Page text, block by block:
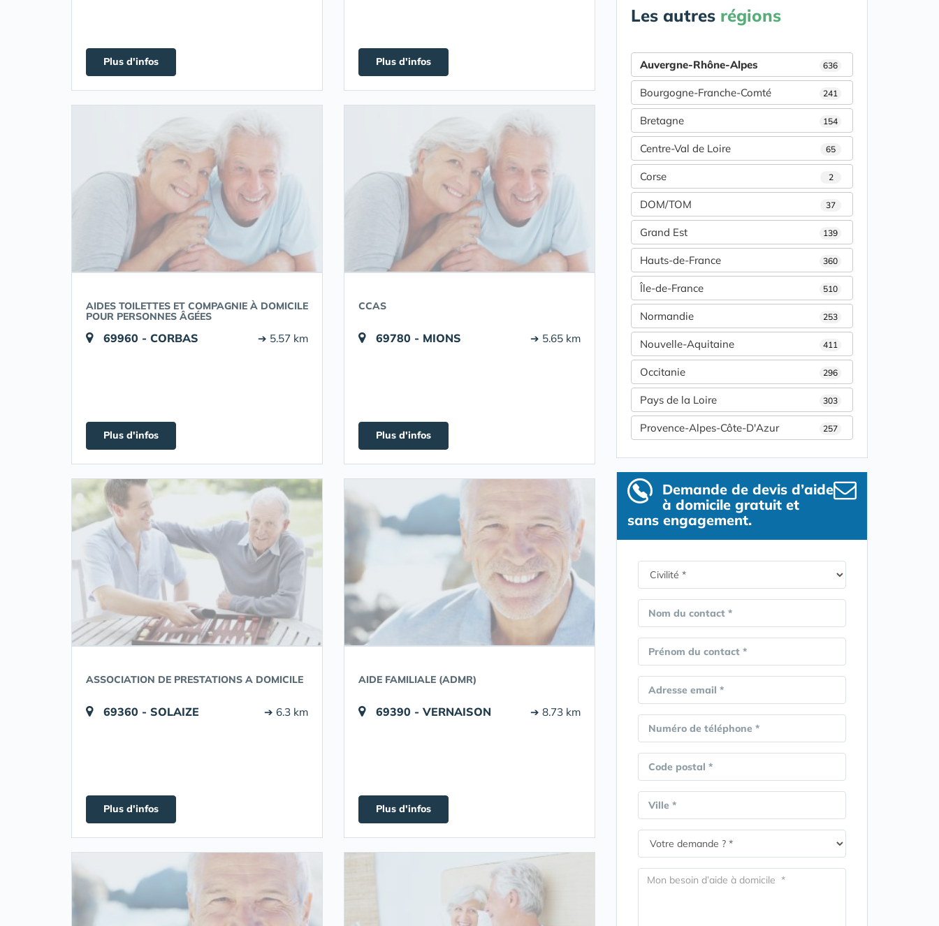
Plus d'infos Plus d'infos
AIDES TOILETTES ET COMPAGNIE À DOMICILE
POUR PERSONNES ÂGÉES
69960 - CORBAS ➔ 5.57 km
Plus d'infos
CCAS
69780 - MIONS ➔ 5.65 km
Plus d'infos
ASSOCIATION DE PRESTATIONS A DOMICILE
69360 - SOLAIZE ➔ 6.3 km
Plus d'infos
AIDE FAMILIALE (ADMR)
69390 - VERNAISON ➔ 8.73 km
Plus d'infos
Les autres régions
Auvergne-Rhône-Alpes 636
Bourgogne-Franche-Comté 241
Bretagne 154
Centre-Val de Loire 65
Corse 2
DOM/TOM 37
Grand Est 139
Hauts-de-France 360
Île-de-France 510
Normandie 253
Nouvelle-Aquitaine 411
Occitanie 296
Pays de la Loire 303
Provence-Alpes-Côte-D'Azur 257
Demande de devis d’aide
à domicile gratuit et
sans engagement.
Nom du contact *
Prénom du contact *
Adresse email *
Numéro de téléphone *
Code postal *
Ville *